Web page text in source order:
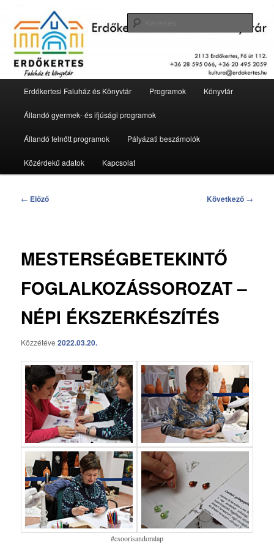
elsődleges
tartalomraErdőkertesi Faluház és Könyvtár
Erdőkertesi Faluház és Könyvtár Programok Könyvtár
Állandó gyermek- és ifjúsági programok
Állandó felnőtt programok Pályázati beszámolók
Közérdekű adatok Kapcsolat
Bejegyzés
← Előző Következő →
MESTERSÉGBETEKINTŐ
FOGLALKOZÁSSOROZAT –
NÉPI ÉKSZERKÉSZÍTÉS
Közzétéve2022.03.20.
#csoorisandoralap